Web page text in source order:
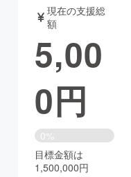
音楽
ゲーム・サ
書籍・雑誌
チャレンジ
現在の支援総
額
5,00
0円
0%
目標金額は
1,500,000円